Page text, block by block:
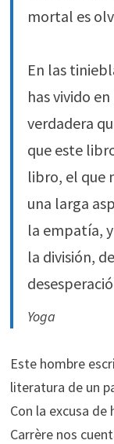
mortal es
En las
has vivido
verdadera
que este
libro, el que
una larga
la empatía,
la división,
Yoga
Este hombre
literatura de un
Con la excusa
Carrère nos